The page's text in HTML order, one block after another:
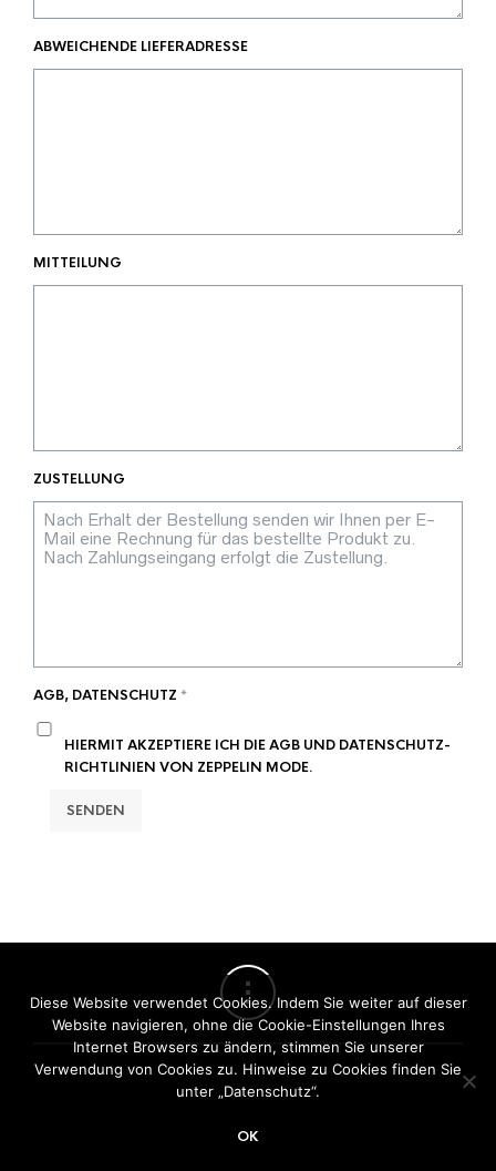
ABWEICHENDE LIEFERADRESSE
MITTEILUNG
ZUSTELLUNG
AGB, DATENSCHUTZ *
HIERMIT AKZEPTIERE ICH DIE AGB UND DATENSCHUTZ-
RICHTLINIEN VON ZEPPELIN MODE.
SENDEN
Zeppelin Mode
Diese Website verwendet Cookies. Indem Sie weiter auf dieser
Website navigieren, ohne die Cookie-Einstellungen Ihres
Internet Browsers zu ändern, stimmen Sie unserer
Verwendung von Cookies zu. Hinweise zu Cookies finden Sie
unter „Datenschutz“.
OK